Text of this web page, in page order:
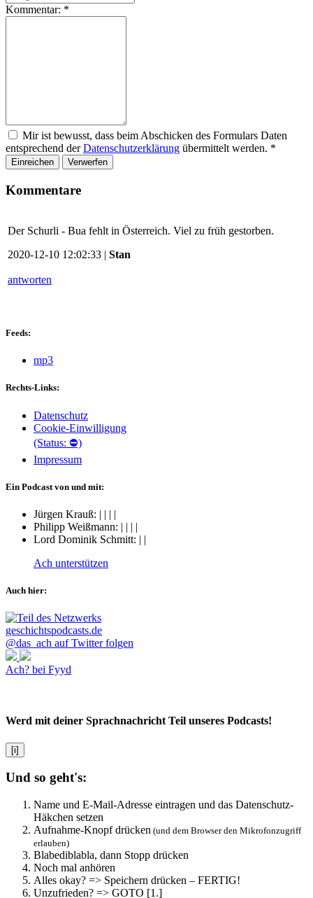
Kommentar: *
Mir ist bewusst, dass beim Abschicken des Formulars Daten
entsprechend derDatenschutzerklärung übermittelt werden. *
Einreichen Verwerfen
Kommentare
Der Schurli - Bua fehlt in Österreich. Viel zu früh gestorben.
2020-12-10 12:02:33 | Stan
antworten
Feeds:
mp3
Rechts-Links:
Datenschutz
Cookie-Einwilligung
(Status: ⛔)
Impressum
Ein Podcast von und mit:
Jürgen Krauß: | | | |
Philipp Weißmann: | | | |
Lord Dominik Schmitt: | |
Ach unterstützen
Auch hier:
@das_ach auf Twitter folgen
Ach? bei Fyyd
Werd mit deiner Sprachnachricht Teil unseres Podcasts!
[i]
Und so geht's:
Name und E-Mail-Adresse eintragen und das Datenschutz-
Häkchen setzen
Aufnahme-Knopf drücken (und dem Browser den Mikrofonzugriff
erlauben)
Blabediblabla, dann Stopp drücken
Noch mal anhören
Alles okay? => Speichern drücken – FERTIG!
Unzufrieden? => GOTO [1.]